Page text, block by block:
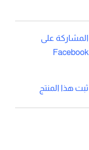
المشاركة على
Facebook
ثبت هذا المنتج